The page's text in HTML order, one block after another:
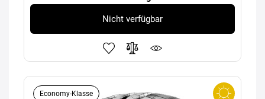
Nicht verfügbar
Economy-Klasse